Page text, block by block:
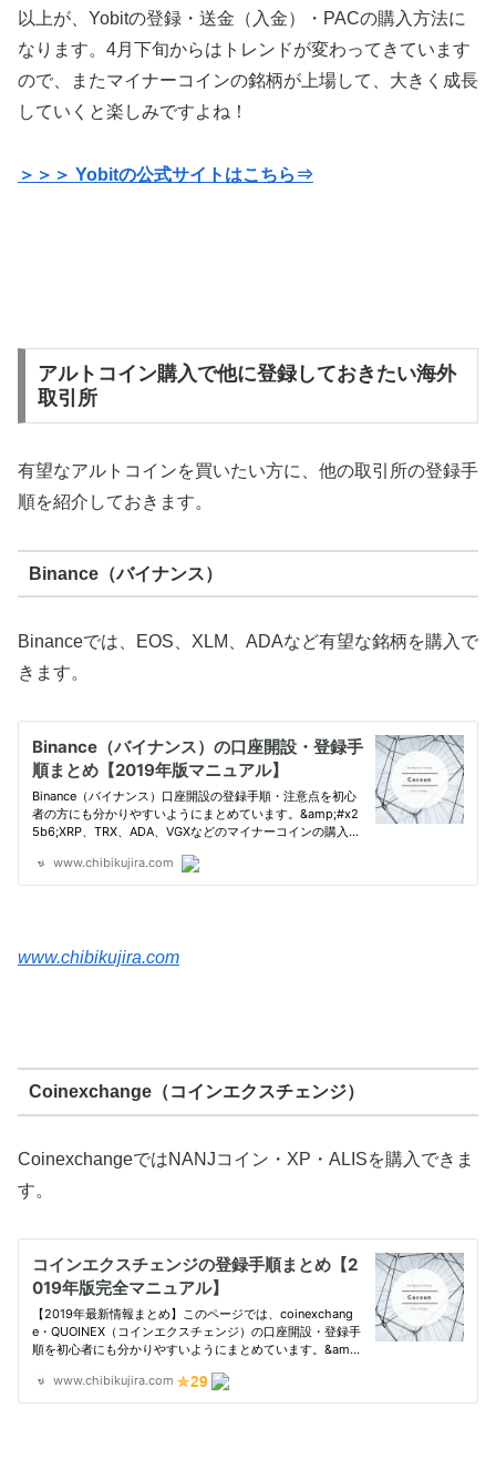
以上が、Yobitの登録・送金（入金）・PACの購入方法に
なります。4月下旬からはトレンドが変わってきています
ので、またマイナーコインの銘柄が上場して、大きく成長
していくと楽しみですよね！
＞＞＞ Yobitの公式サイトはこちら⇒
アルトコイン購入で他に登録しておきたい海外
取引所
有望なアルトコインを買いたい方に、他の取引所の登録手
順を紹介しておきます。
Binance（バイナンス）
Binanceでは、EOS、XLM、ADAなど有望な銘柄を購入で
きます。
www.chibikujira.com
Coinexchange（コインエクスチェンジ）
CoinexchangeではNANJコイン・XP・ALISを購入できま
す。